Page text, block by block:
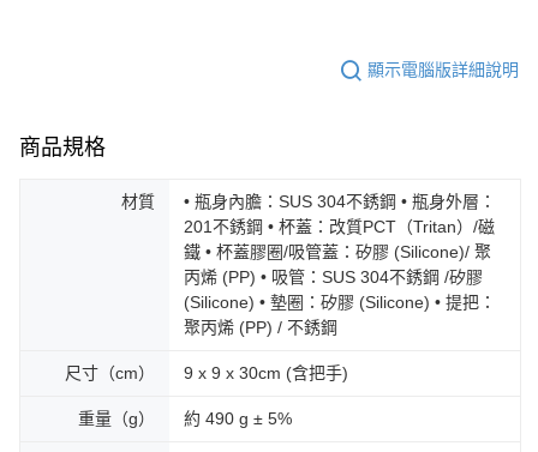
顯示電腦版詳細說明
商品規格
材質
• 瓶身內膽：SUS 304不銹鋼 • 瓶身外層：
201不銹鋼 • 杯蓋：改質PCT（Tritan）/磁
鐵 • 杯蓋膠圈/吸管蓋：矽膠 (Silicone)/ 聚
丙烯 (PP) • 吸管：SUS 304不銹鋼 /矽膠
(Silicone) • 墊圈：矽膠 (Silicone) • 提把：
聚丙烯 (PP) / 不銹鋼
尺寸（cm） 9 x 9 x 30cm (含把手)
重量（g） 約 490 g ± 5%